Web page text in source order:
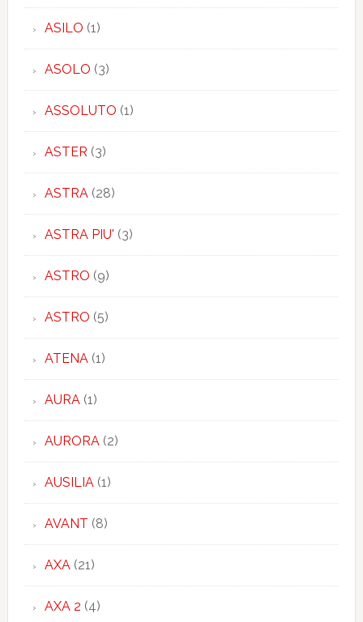
ASILO (1)
ASOLO (3)
ASSOLUTO (1)
ASTER (3)
ASTRA(28)
ASTRA PIU' (3)
ASTRO (9)
ASTRO (5)
ATENA(1)
AURA(1)
AURORA(2)
AUSILIA(1)
AVANT (8)
AXA(21)
AXA 2 (4)